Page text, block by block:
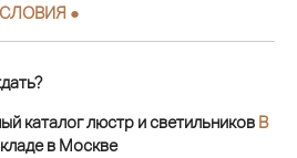
●
каталог люстр и светильников В
в Москве